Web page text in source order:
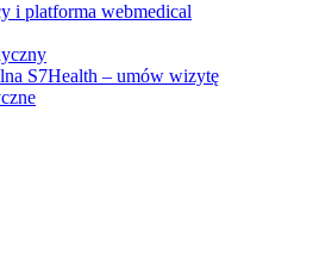
i platforma webmedical
S7Health – umów wizytę